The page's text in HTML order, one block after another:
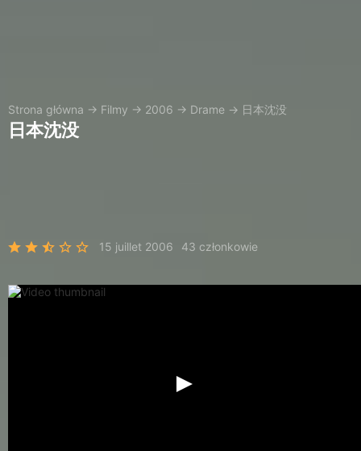
Strona główna → Filmy → 2006 → Drame → 日本沈没
日本沈没
15 juillet 2006 43 członkowie